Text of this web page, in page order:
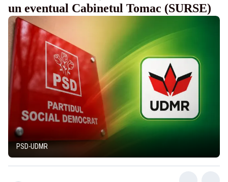
un eventual Cabinetul Tomac (SURSE)
PSD-UDMR